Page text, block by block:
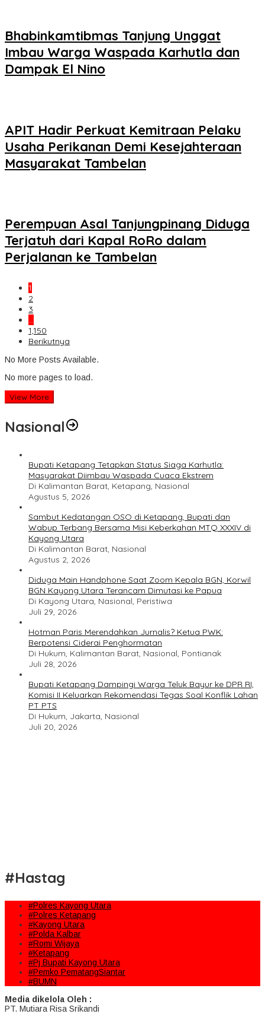
Bhabinkamtibmas Tanjung Unggat
Imbau Warga Waspada Karhutla dan
Dampak El Nino
APIT Hadir Perkuat Kemitraan Pelaku
Usaha Perikanan Demi Kesejahteraan
Masyarakat Tambelan
Perempuan Asal Tanjungpinang Diduga
Terjatuh dari Kapal RoRo dalam
Perjalanan ke Tambelan
1
2
3
…
1,150
Berikutnya
No More Posts Available.
No more pages to load.
View More
Nasional
Bupati Ketapang Tetapkan Status Siaga Karhutla:
Masyarakat Diimbau Waspada Cuaca Ekstrem
Di Kalimantan Barat, Ketapang, Nasional
Agustus 5, 2026
Sambut Kedatangan OSO di Ketapang, Bupati dan
Wabup Terbang Bersama Misi Keberkahan MTQ XXXIV di
Kayong Utara
Di Kalimantan Barat, Nasional
Agustus 2, 2026
Diduga Main Handphone Saat Zoom Kepala BGN, Korwil
BGN Kayong Utara Terancam Dimutasi ke Papua
Di Kayong Utara, Nasional, Peristiwa
Juli 29, 2026
Hotman Paris Merendahkan Jurnalis? Ketua PWK:
Berpotensi Ciderai Penghormatan
Di Hukum, Kalimantan Barat, Nasional, Pontianak
Juli 28, 2026
Bupati Ketapang Dampingi Warga Teluk Bayur ke DPR RI,
Komisi II Keluarkan Rekomendasi Tegas Soal Konflik Lahan
PT PTS
Di Hukum, Jakarta, Nasional
Juli 20, 2026
#Hastag
#Polres Kayong Utara
#Polres Ketapang
#Kayong Utara
#Polda Kalbar
#Romi Wijaya
#Ketapang
#Pj Bupati Kayong Utara
#Pemko PematangSiantar
#BUMN
Media dikelola Oleh :
PT. Mutiara Risa Srikandi